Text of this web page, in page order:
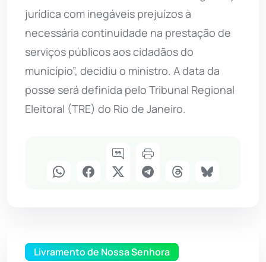
jurídica com inegáveis prejuízos à
necessária continuidade na prestação de
serviços públicos aos cidadãos do
município”, decidiu o ministro. A data da
posse será definida pelo Tribunal Regional
Eleitoral (TRE) do Rio de Janeiro.
Livramento de Nossa Senhora